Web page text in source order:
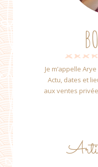
Je m’appelle
Actu, dates et
aux ventes